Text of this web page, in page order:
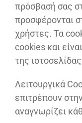
πρόσβασή σας
προσφέρονται
χρήστες. Τα
cookies και
της
Λειτουργικά
επιτρέπουν
αναγνωρίζει